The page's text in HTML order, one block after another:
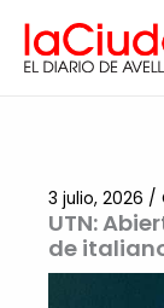
contenido
UTN:
de
3 julio, 2026 /